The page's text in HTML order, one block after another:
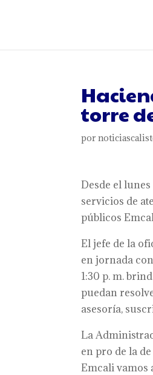
torre
por
Desde el
servicios de
públicos
El jefe de la
en jornada
1:30 p. m.
puedan
asesoría,
La
en pro de la
Emcali vamos